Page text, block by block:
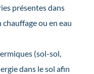
présentes dans
ou en eau
(sol-sol,
dans le sol afin